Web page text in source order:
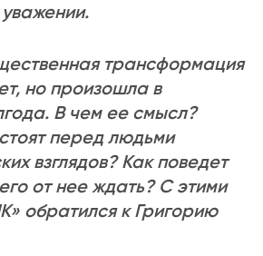
трансформация
но произошла в
В чем ее смысл?
перед людьми
взглядов? Как поведет
от нее ждать? С этими
обратился к Григорию